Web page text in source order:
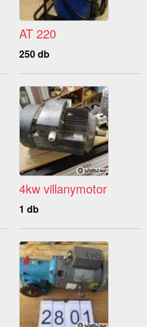
AT 220
250 db
4kw villanymotor
1 db